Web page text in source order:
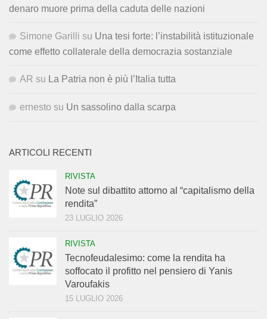
denaro muore prima della caduta delle nazioni
Simone Garilli su Una tesi forte: l’instabilità istituzionale
come effetto collaterale della democrazia sostanziale
AR su La Patria non è più l’Italia tutta
ernesto su Un sassolino dalla scarpa
ARTICOLI RECENTI
RIVISTA
Note sul dibattito attorno al “capitalismo della
rendita”
23 LUGLIO 2026
RIVISTA
Tecnofeudalesimo: come la rendita ha
soffocato il profitto nel pensiero di Yanis
Varoufakis
15 LUGLIO 2026